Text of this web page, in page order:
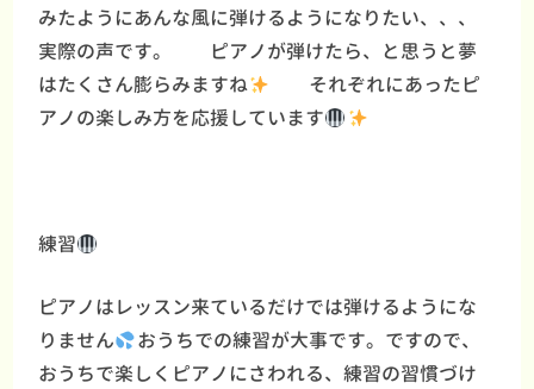
みたようにあんな風に弾けるようになりたい、、、
実際の声です。 ピアノが弾けたら、と思うと夢
はたくさん膨らみますね
それぞれにあったピ
アノの楽しみ方を応援しています
練習
ピアノはレッスン来ているだけでは弾けるようにな
りません
おうちでの練習が大事です。ですので、
おうちで楽しくピアノにさわれる、練習の習慣づけ